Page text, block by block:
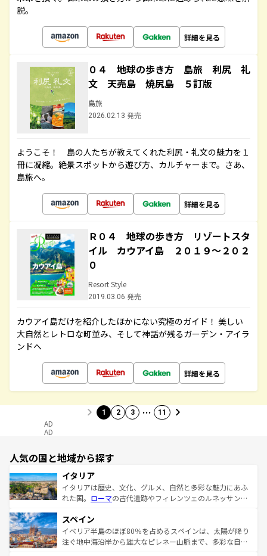
説。
詳細を見る
０４ 地球の歩き方 島旅 利尻 礼
文 天売島 焼尻島 ５訂版
島旅
2026.02.13 発売
ようこそ！ 島の人たちが教えてくれた利尻・礼文の魅力を１
冊に凝縮。絶景スポットから遊び方、カルチャーまで。さあ、
島旅へ。
詳細を見る
Ｒ０４ 地球の歩き方 リゾートスタ
イル カウアイ島 ２０１９～２０２
０
Resort Style
2019.03.06 発売
カウアイ島だけを紹介したほかにない究極のガイド！ 美しい
大自然とレトロな町並み、そして神話が残るガーデン・アイラ
ンドへ
詳細を見る
1 2 3 … 11
AD
AD
人気の国と地域から探す
イタリア
イタリアは歴史、文化、グルメ、自然と多彩な魅力にあふ
れた国。 ローマの古代遺跡やフィレンツェのルネッサンス
ろん、トスカーナの美しい田園風景やアマルフィ海岸の絶
景など、自然景観も見逃せない。観光の合間には、本場の
ピザやパスタなど、絶品のイタリア料理を堪能することも
スペイン
イベリア半島のほぼ80％を占めるスペインは、太陽が降り
注ぐ地中海沿岸から雄大なピレネー山脈まで、多彩な自然